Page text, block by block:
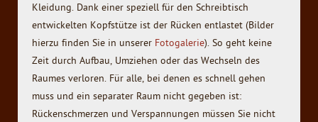
Kleidung. Dank einer speziell für den Schreibtisch
entwickelten Kopfstütze ist der Rücken entlastet (Bilder
hierzu finden Sie in unserer Fotogalerie). So geht keine
Zeit durch Aufbau, Umziehen oder das Wechseln des
Raumes verloren. Für alle, bei denen es schnell gehen
muss und ein separater Raum nicht gegeben ist:
Rückenschmerzen und Verspannungen müssen Sie nicht